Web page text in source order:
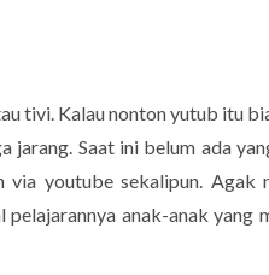
tivi. Kalau nonton yutub itu
Saat ini belum ada
via youtube sekalipun. Agak
anak-anak yang